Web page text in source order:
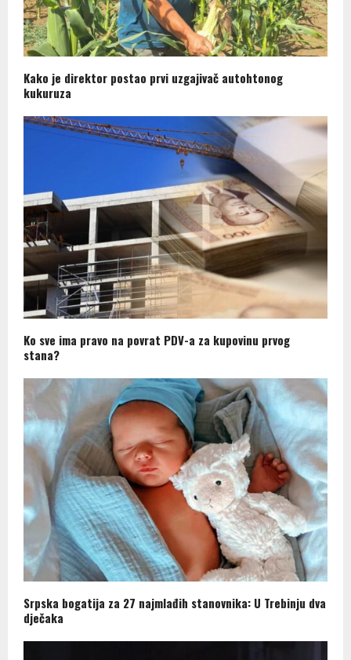
Kako je direktor postao prvi uzgajivač autohtonog
kukuruza
Ko sve ima pravo na povrat PDV-a za kupovinu prvog
stana?
Srpska bogatija za 27 najmlađih stanovnika: U Trebinju dva
dječaka